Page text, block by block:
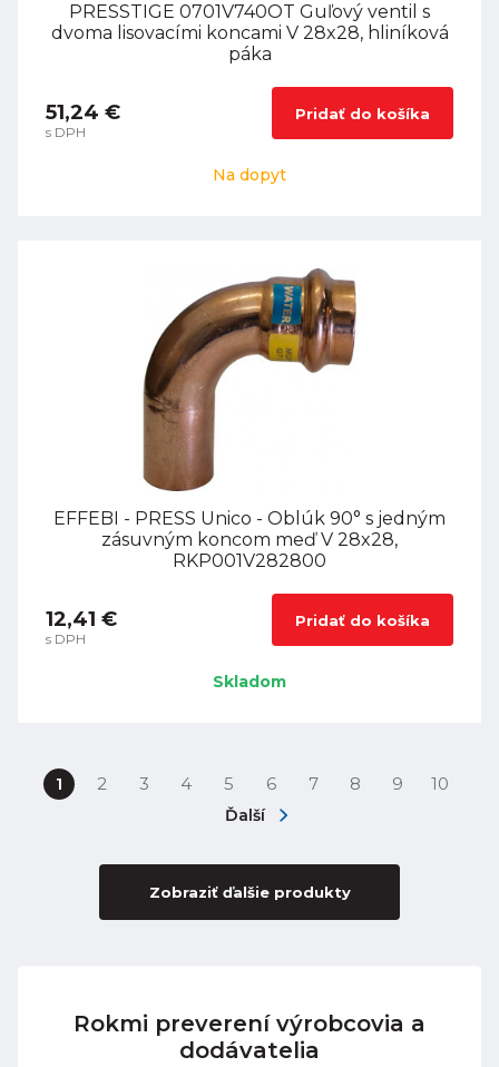
PRESSTIGE 0701V740OT Guľový ventil s
dvoma lisovacími koncami V 28x28, hliníková
páka
51,24 €
s DPH
Pridať do košíka
Na dopyt
EFFEBI - PRESS Unico - Oblúk 90° s jedným
zásuvným koncom meď V 28x28,
RKP001V282800
12,41 €
s DPH
Pridať do košíka
Skladom
1 2 3 4 5 6 7 8 9 10
Ďalší
Zobraziť ďalšie produkty
Rokmi preverení výrobcovia a
dodávatelia